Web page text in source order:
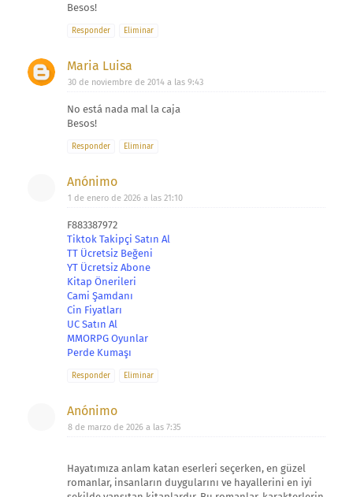
Besos!
Responder Eliminar
Maria Luisa
30 de noviembre de 2014 a las 9:43
No está nada mal la caja
Besos!
Responder Eliminar
Anónimo
1 de enero de 2026 a las 21:10
F883387972
Tiktok Takipçi Satın Al
TT Ücretsiz Beğeni
YT Ücretsiz Abone
Kitap Önerileri
Cami Şamdanı
Cin Fiyatları
UC Satın Al
MMORPG Oyunlar
Perde Kumaşı
Responder Eliminar
Anónimo
8 de marzo de 2026 a las 7:35
Hayatımıza anlam katan eserleri seçerken, en güzel
romanlar, insanların duygularını ve hayallerini en iyi